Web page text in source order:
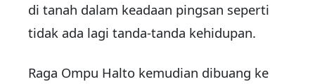
di tanah dalam keadaan pingsan seperti
tidak ada lagi tanda-tanda kehidupan.
Raga Ompu Halto kemudian dibuang ke